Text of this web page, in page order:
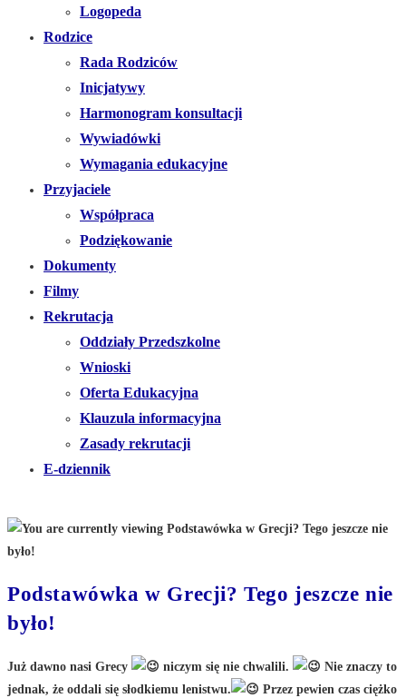
Logopeda
Rodzice
Rada Rodziców
Inicjatywy
Harmonogram konsultacji
Wywiadówki
Wymagania edukacyjne
Przyjaciele
Współpraca
Podziękowanie
Dokumenty
Filmy
Rekrutacja
Oddziały Przedszkolne
Wnioski
Oferta Edukacyjna
Klauzula informacyjna
Zasady rekrutacji
E-dziennik
Podstawówka w Grecji? Tego jeszcze nie
było!
Już dawno nasi Grecy niczym się nie chwalili.
Nie znaczy to
jednak, że oddali się słodkiemu lenistwu.
Przez pewien czas ciężko